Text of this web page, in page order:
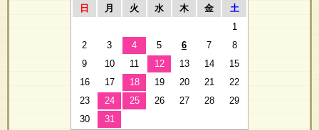
日
月 火 水 木 金
土
1
2
3 4 5 6 7
8
9
10 11 12 13 14
15
16
17 18 19 20 21
22
23
24 25 26 27 28
29
30
31